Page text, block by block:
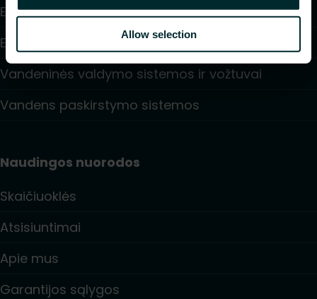
Allow selection
Elektrinis šildymas
Elektroninė valdymo sistema
Vandeninės valdymo sistemos ir vožtuvai
Vandens paskirstymo sistemos
Naudingos nuorodos
Skaičiuoklės
Atsisiuntimai
Apie mus
Garantijos sąlygos